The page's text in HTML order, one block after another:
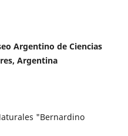
Argentino de Ciencias
Argentina
"Bernardino